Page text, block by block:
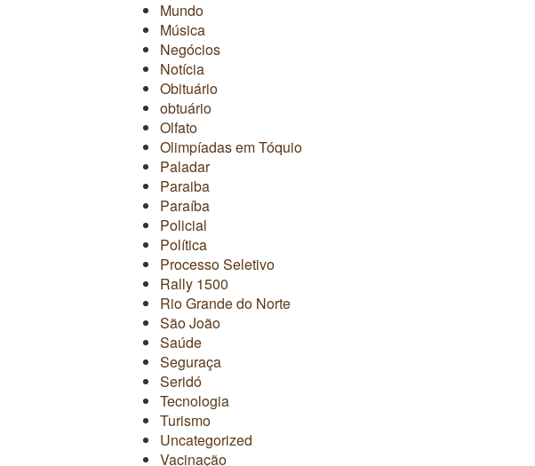
Mundo
Música
Negócios
Notícia
Obituário
obtuário
Olfato
Olimpíadas em Tóquio
Paladar
Paraiba
Paraíba
Policial
Política
Processo Seletivo
Rally 1500
Rio Grande do Norte
São João
Saúde
Seguraça
Seridó
Tecnologia
Turismo
Uncategorized
Vacinação